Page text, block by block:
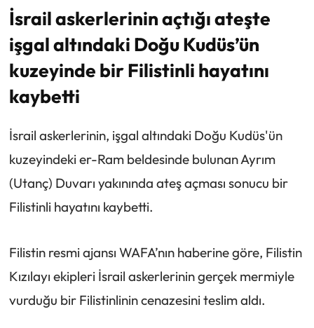
İsrail askerlerinin açtığı ateşte
işgal altındaki Doğu Kudüs’ün
kuzeyinde bir Filistinli hayatını
kaybetti
İsrail askerlerinin, işgal altındaki Doğu Kudüs'ün
kuzeyindeki er-Ram beldesinde bulunan Ayrım
(Utanç) Duvarı yakınında ateş açması sonucu bir
Filistinli hayatını kaybetti.
Filistin resmi ajansı WAFA’nın haberine göre, Filistin
Kızılayı ekipleri İsrail askerlerinin gerçek mermiyle
vurduğu bir Filistinlinin cenazesini teslim aldı.